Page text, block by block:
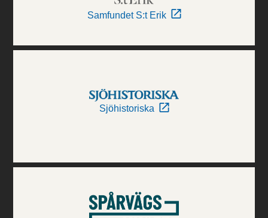
Samfundet S:t Erik
Sjöhistoriska